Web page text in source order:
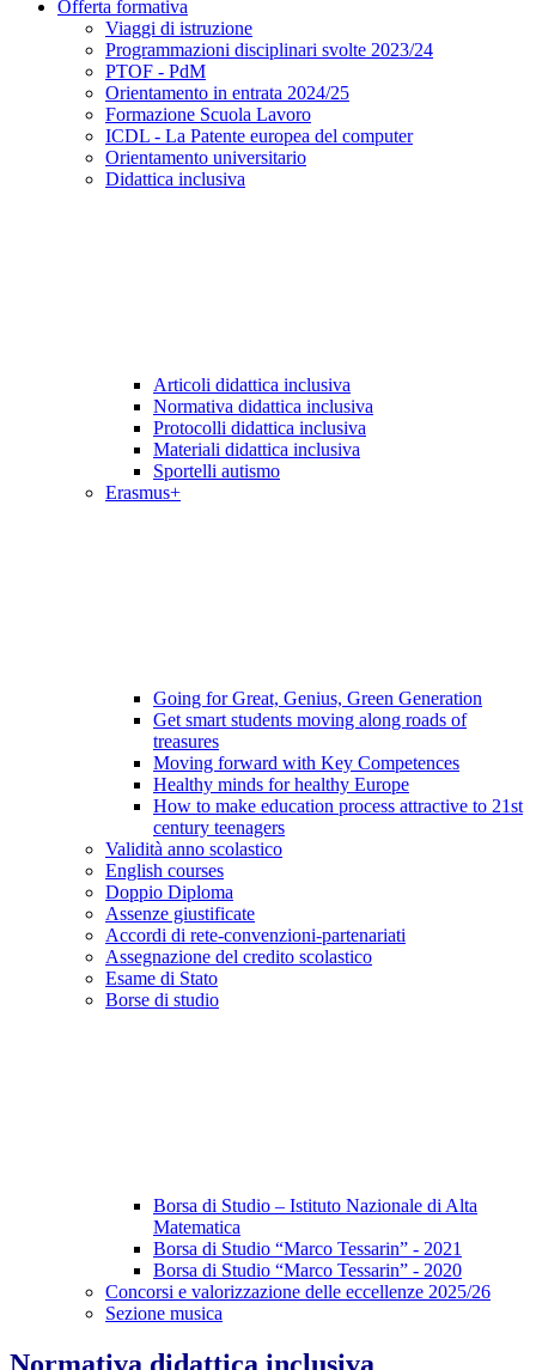
Offerta formativa
Viaggi di istruzione
Programmazioni disciplinari svolte 2023/24
PTOF - PdM
Orientamento in entrata 2024/25
Formazione Scuola Lavoro
ICDL - La Patente europea del computer
Orientamento universitario
Didattica inclusiva
Articoli didattica inclusiva
Normativa didattica inclusiva
Protocolli didattica inclusiva
Materiali didattica inclusiva
Sportelli autismo
Erasmus+
Going for Great, Genius, Green Generation
Get smart students moving along roads of
treasures
Moving forward with Key Competences
Healthy minds for healthy Europe
How to make education process attractive to 21st
century teenagers
Validità anno scolastico
English courses
Doppio Diploma
Assenze giustificate
Accordi di rete-convenzioni-partenariati
Assegnazione del credito scolastico
Esame di Stato
Borse di studio
Borsa di Studio – Istituto Nazionale di Alta
Matematica
Borsa di Studio “Marco Tessarin” - 2021
Borsa di Studio “Marco Tessarin” - 2020
Concorsi e valorizzazione delle eccellenze 2025/26
Sezione musica